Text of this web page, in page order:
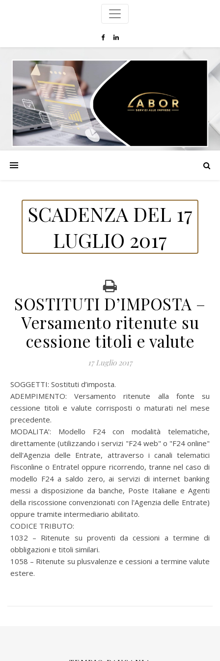
SCADENZA DEL 17
LUGLIO 2017
SOSTITUTI D’IMPOSTA –
Versamento ritenute su
cessione titoli e valute
17 Luglio 2017
SOGGETTI: Sostituti d’imposta.
ADEMPIMENTO: Versamento ritenute alla fonte su
cessione titoli e valute corrisposti o maturati nel mese
precedente.
MODALITA’: Modello F24 con modalità telematiche,
direttamente (utilizzando i servizi "F24 web" o "F24 online"
dell'Agenzia delle Entrate, attraverso i canali telematici
Fisconline o Entratel oppure ricorrendo, tranne nel caso di
modello F24 a saldo zero, ai servizi di internet banking
messi a disposizione da banche, Poste Italiane e Agenti
della riscossione convenzionati con l'Agenzia delle Entrate)
oppure tramite intermediario abilitato.
CODICE TRIBUTO:
1032 – Ritenute su proventi da cessioni a termine di
obbligazioni e titoli similari.
1058 – Ritenute su plusvalenze e cessioni a termine valute
estere.